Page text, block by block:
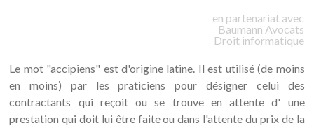
en partenariat avec
Baumann Avocats
Droit informatique
Le mot "accipiens" est d'origine latine. Il est utilisé (de moins
en moins) par les praticiens pour désigner celui des
contractants qui reçoit ou se trouve en attente d' une
prestation qui doit lui être faite ou dans l'attente du prix de la